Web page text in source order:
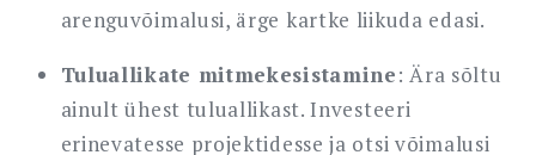
arenguvõimalusi, ärge kartke liikuda edasi.
Tuluallikate mitmekesistamine: Ära sõltu
ainult ühest tuluallikast. Investeeri
erinevatesse projektidesse ja otsi võimalusi